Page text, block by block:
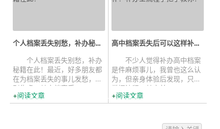
个人档案丢失别愁，补办秘籍在此！...
个人档案丢失别愁，补办
秘籍在此！最近，好多朋友都
在为档案丢失的事儿发愁，先
别焦虑，其实档案丢...
阅读文章
高中档案丢失后可以这样补！补办全...
不少人觉得补办高中档案
是件麻烦事儿，我曾也这么认
为，但亲身体验后发现，只要
掌握流程，其实并...
阅读文章